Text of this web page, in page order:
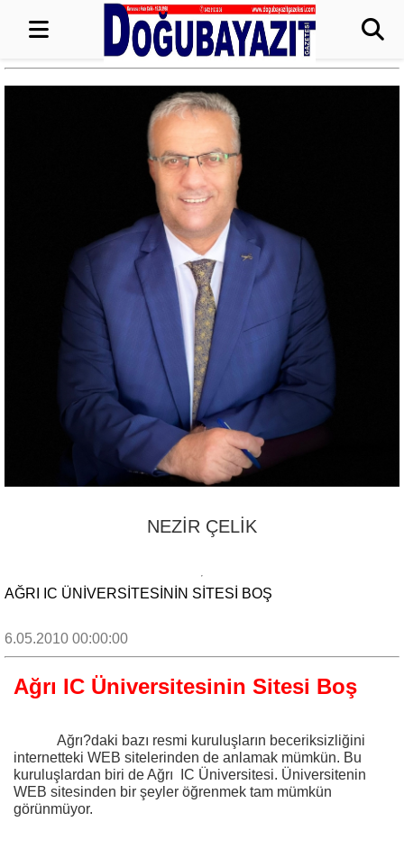
NEZİR ÇELİK
AĞRI IC ÜNIVERSITESININ SITESI BOŞ
6.05.2010 00:00:00
Ağrı IC Üniversitesinin Sitesi Boş
Ağrı?daki bazı resmi kuruluşların beceriksizliğini
internetteki WEB sitelerinden de anlamak mümkün. Bu
kuruluşlardan biri de Ağrı
IC Üniversitesi. Üniversitenin
WEB sitesinden bir şeyler öğrenmek tam mümkün
görünmüyor.